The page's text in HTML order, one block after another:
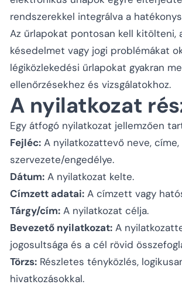
rendszerekkel integrálva a
Az űrlapokat pontosan kell kitölteni,
késedelmet vagy jogi problémákat
légiközlekedési űrlapokat gyakran
ellenőrzésekhez és vizsgálatokhoz.
A nyilatkozat
Egy átfogó nyilatkozat jellemzően
Fejléc: A nyilatkozattevő neve,
szervezete/engedélye.
Dátum: A nyilatkozat kelte.
Címzett adatai: A címzett vagy
Tárgy/cím: A nyilatkozat célja.
Bevezető nyilatkozat: A
jogosultsága és a cél rövid
Törzs: Részletes tényközlés,
hivatkozásokkal.